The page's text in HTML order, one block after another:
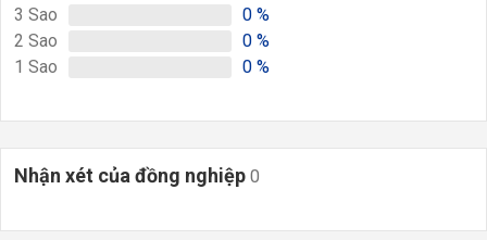
3 Sao 0 %
2 Sao 0 %
1 Sao 0 %
Nhận xét của đồng nghiệp 0